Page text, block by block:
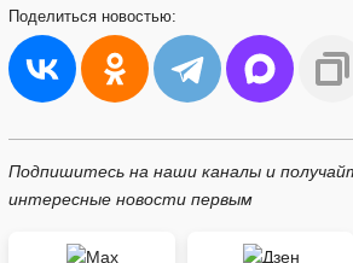
Поделиться новостью:
Подпишитесь на наши каналы и
интересные новости первым